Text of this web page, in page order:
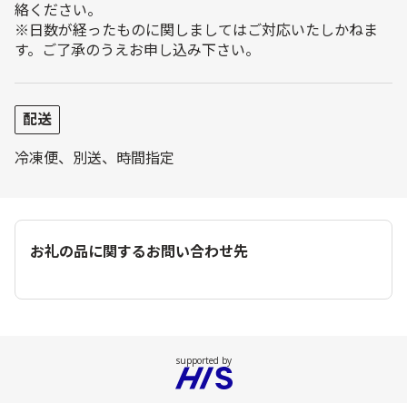
絡ください。
※日数が経ったものに関しましてはご対応いたしかねま
す。ご了承のうえお申し込み下さい。
配送
冷凍便、別送、時間指定
お礼の品に関するお問い合わせ先